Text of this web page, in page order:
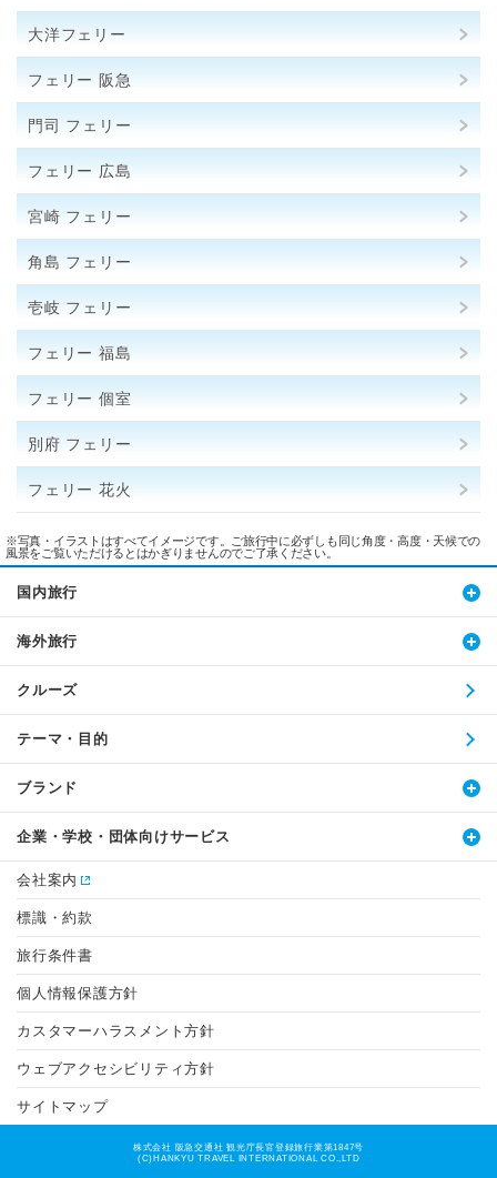
大洋フェリー
フェリー 阪急
門司 フェリー
フェリー 広島
宮崎 フェリー
角島 フェリー
壱岐 フェリー
フェリー 福島
フェリー 個室
別府 フェリー
フェリー 花火
※写真・イラストはすべてイメージです。ご旅行中に必ずしも同じ角度・高度・天候での
風景をご覧いただけるとはかぎりませんのでご了承ください。
国内旅行
海外旅行
クルーズ
テーマ・目的
ブランド
企業・学校・団体向けサービス
会社案内
標識・約款
旅行条件書
個人情報保護方針
カスタマーハラスメント方針
ウェブアクセシビリティ方針
サイトマップ
株式会社 阪急交通社 観光庁長官登録旅行業第1847号
(C)HANKYU TRAVEL INTERNATIONAL CO.,LTD